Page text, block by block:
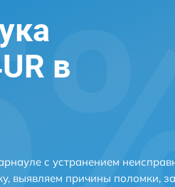
в
с устранением
выявляем причины поломки,